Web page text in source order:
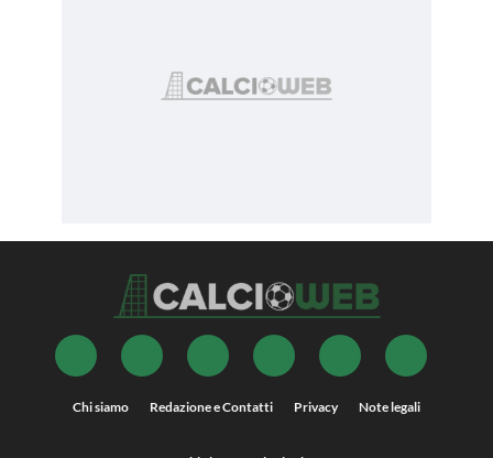
Chi siamo Redazione e Contatti Privacy Note legali